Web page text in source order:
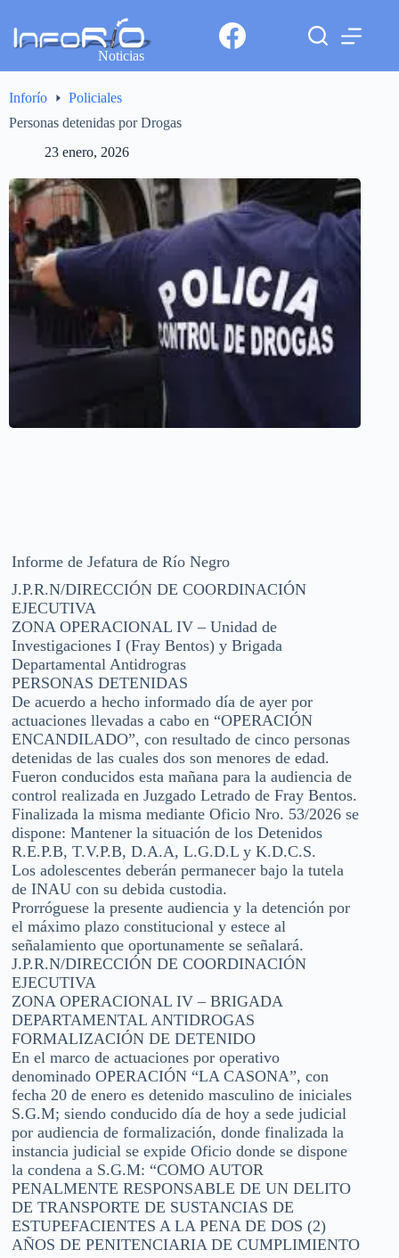
Noticias
Inforío
Policiales
Personas detenidas por Drogas
23 enero, 2026
Informe de Jefatura de Río Negro
J.P.R.N/DIRECCIÓN DE COORDINACIÓN
EJECUTIVA
ZONA OPERACIONAL IV – Unidad de
Investigaciones I (Fray Bentos) y Brigada
Departamental Antidrogras
PERSONAS DETENIDAS
De acuerdo a hecho informado día de ayer por
actuaciones llevadas a cabo en “OPERACIÓN
ENCANDILADO”, con resultado de cinco personas
detenidas de las cuales dos son menores de edad.
Fueron conducidos esta mañana para la audiencia de
control realizada en Juzgado Letrado de Fray Bentos.
Finalizada la misma mediante Oficio Nro. 53/2026 se
dispone: Mantener la situación de los Detenidos
R.E.P.B, T.V.P.B, D.A.A, L.G.D.L y K.D.C.S.
Los adolescentes deberán permanecer bajo la tutela
de INAU con su debida custodia.
Prorróguese la presente audiencia y la detención por
el máximo plazo constitucional y estece al
señalamiento que oportunamente se señalará.
J.P.R.N/DIRECCIÓN DE COORDINACIÓN
EJECUTIVA
ZONA OPERACIONAL IV – BRIGADA
DEPARTAMENTAL ANTIDROGAS
FORMALIZACIÓN DE DETENIDO
En el marco de actuaciones por operativo
denominado OPERACIÓN “LA CASONA”, con
fecha 20 de enero es detenido masculino de iniciales
S.G.M; siendo conducido día de hoy a sede judicial
por audiencia de formalización, donde finalizada la
instancia judicial se expide Oficio donde se dispone
la condena a S.G.M: “COMO AUTOR
PENALMENTE RESPONSABLE DE UN DELITO
DE TRANSPORTE DE SUSTANCIAS DE
ESTUPEFACIENTES A LA PENA DE DOS (2)
AÑOS DE PENITENCIARIA DE CUMPLIMIENTO